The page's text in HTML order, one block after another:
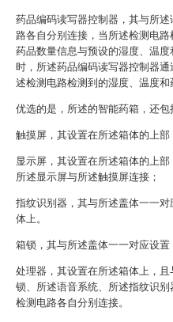
药品编码读写器控制器，其与所
路各自分别连接，当所述检测电
药品数量信息与预设的湿度、温
时，所述药品编码读写器控制器
述检测电路检测到的湿度、温度和
优选的是，所述的智能药箱，还包
触摸屏，其设置在所述箱体的上部
显示屏，其设置在所述箱体的上部
所述显示屏与所述触摸屏连接；
指纹识别器，其与所述盖体一一
体上。
箱锁，其与所述盖体一一对应设置
处理器，其设置在所述箱体上，
锁、所述语音系统、所述指纹识
检测电路各自分别连接。